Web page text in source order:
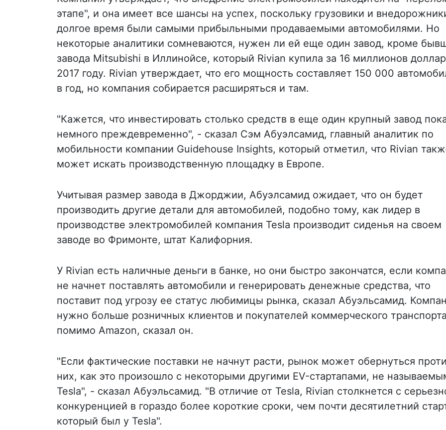
этапе", и она имеет все шансы на успех, поскольку грузовики и
долгое время были самыми прибыльными продаваемыми автомобилями. Но
некоторые аналитики сомневаются, нужен ли ей еще один завод, кроме
завода Mitsubishi в Иллинойсе, который Rivian купила за 16 миллионов
2017 году. Rivian утверждает, что его мощность составляет 150 000
в год, но компания собирается расширяться и там.
"Кажется, что инвестировать столько средств в еще один крупный завод
немного преждевременно", - сказал Сэм Абуэлсамид, главный аналитик по
мобильности компании Guidehouse Insights, который отметил, что Rivian
может искать производственную площадку в Европе.
Учитывая размер завода в Джорджии, Абуэлсамид ожидает, что он будет
производить другие детали для автомобилей, подобно тому, как лидер в
производстве электромобилей компания Tesla производит сиденья на своем
заводе во Фримонте, штат Калифорния.
У Rivian есть наличные деньги в банке, но они быстро закончатся, если
не начнет поставлять автомобили и генерировать денежные средства, что
поставит под угрозу ее статус любимицы рынка, сказал Абуэльсамид.
нужно больше розничных клиентов и покупателей коммерческого
помимо Amazon, сказал он.
"Если фактические поставки не начнут расти, рынок может обернуться
них, как это произошло с некоторыми другими EV-стартапами, не
Tesla", - сказал Абуэльсамид. "В отличие от Tesla, Rivian столкнется с
конкуренцией в гораздо более короткие сроки, чем почти десятилетний
который был у Tesla".